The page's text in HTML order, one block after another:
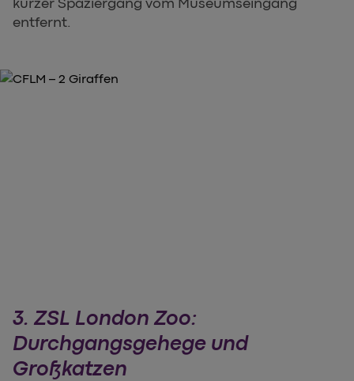
kurzer Spaziergang vom Museumseingang
entfernt.
3. ZSL London Zoo:
Durchgangsgehege und
Großkatzen